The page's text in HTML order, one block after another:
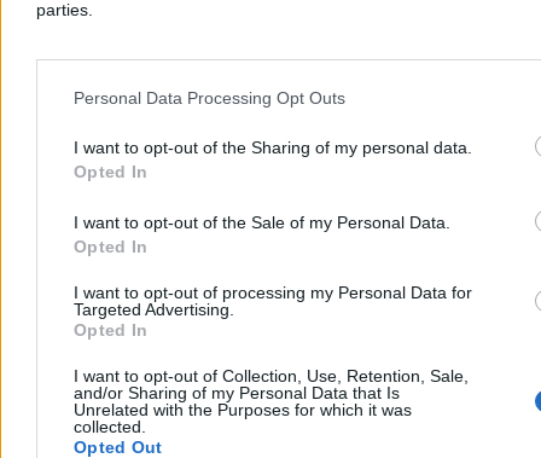
parties.
Personal Data Processing Opt Outs
I want to opt-out of the Sharing of my personal data.
Opted In
I want to opt-out of the Sale of my Personal Data.
Opted In
I want to opt-out of processing my Personal Data for
Targeted Advertising.
Opted In
I want to opt-out of Collection, Use, Retention, Sale,
and/or Sharing of my Personal Data that Is
Unrelated with the Purposes for which it was
collected.
Opted Out
Reklama
Reklama
Świat